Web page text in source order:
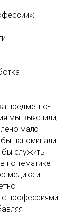
предметно-
мы выяснили,
мало
напоминали
бы служить
по тематике
медика и
профессиями